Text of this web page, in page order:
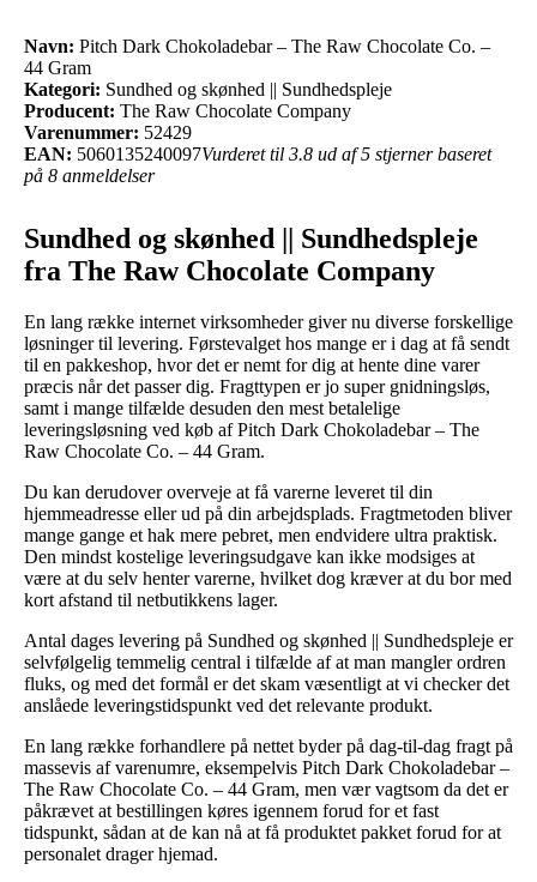
Navn: Pitch Dark Chokoladebar – The Raw Chocolate Co. –
44 Gram
Kategori: Sundhed og skønhed || Sundhedspleje
Producent: The Raw Chocolate Company
Varenummer: 52429
EAN: 5060135240097Vurderet til 3.8 ud af 5 stjerner baseret
på 8 anmeldelser
Sundhed og skønhed || Sundhedspleje
fra The Raw Chocolate Company
En lang række internet virksomheder giver nu diverse forskellige
løsninger til levering. Førstevalget hos mange er i dag at få sendt
til en pakkeshop, hvor det er nemt for dig at hente dine varer
præcis når det passer dig. Fragttypen er jo super gnidningsløs,
samt i mange tilfælde desuden den mest betalelige
leveringsløsning ved køb af Pitch Dark Chokoladebar – The
Raw Chocolate Co. – 44 Gram.
Du kan derudover overveje at få varerne leveret til din
hjemmeadresse eller ud på din arbejdsplads. Fragtmetoden bliver
mange gange et hak mere pebret, men endvidere ultra praktisk.
Den mindst kostelige leveringsudgave kan ikke modsiges at
være at du selv henter varerne, hvilket dog kræver at du bor med
kort afstand til netbutikkens lager.
Antal dages levering på Sundhed og skønhed || Sundhedspleje er
selvfølgelig temmelig central i tilfælde af at man mangler ordren
fluks, og med det formål er det skam væsentligt at vi checker det
anslåede leveringstidspunkt ved det relevante produkt.
En lang række forhandlere på nettet byder på dag-til-dag fragt på
massevis af varenumre, eksempelvis Pitch Dark Chokoladebar –
The Raw Chocolate Co. – 44 Gram, men vær vagtsom da det er
påkrævet at bestillingen køres igennem forud for et fast
tidspunkt, sådan at de kan nå at få produktet pakket forud for at
personalet drager hjemad.